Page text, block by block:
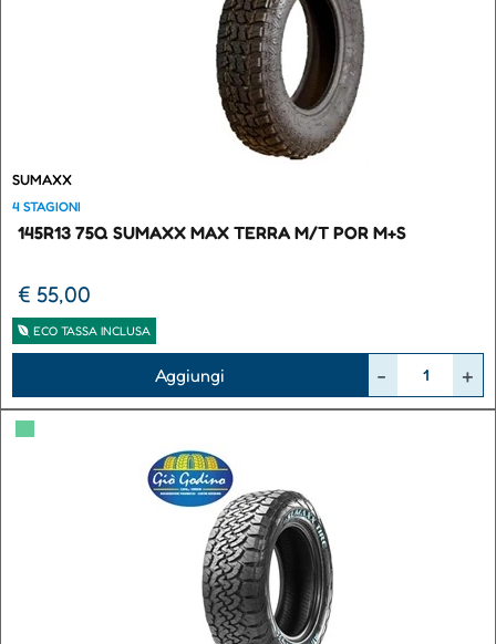
SUMAXX
4 STAGIONI
145R13 75Q SUMAXX MAX TERRA M/T POR M+S
€ 55,00
ECO TASSA INCLUSA
Aggiungi
▀